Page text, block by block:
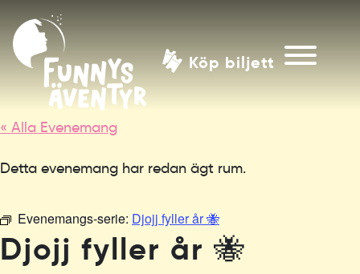
Köp biljett
« Alla Evenemang
Detta evenemang har redan ägt rum.
Evenemangs-serie: Djojj fyller år 🐝
Djojj fyller år 🐝